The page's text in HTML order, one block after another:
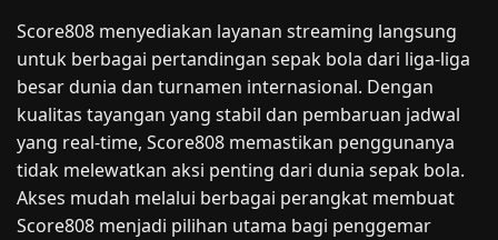
Score808 menyediakan layanan streaming langsung
untuk berbagai pertandingan sepak bola dari liga-liga
besar dunia dan turnamen internasional. Dengan
kualitas tayangan yang stabil dan pembaruan jadwal
yang real-time, Score808 memastikan penggunanya
tidak melewatkan aksi penting dari dunia sepak bola.
Akses mudah melalui berbagai perangkat membuat
Score808 menjadi pilihan utama bagi penggemar